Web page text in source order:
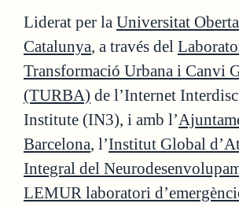
Liderat per la Universitat
Catalunya, a través del
Transformació Urbana i Canvi
(TURBA) de l’Internet
Institute (IN3), i amb l’
Barcelona, l’Institut Global
Integral del
LEMUR laboratori